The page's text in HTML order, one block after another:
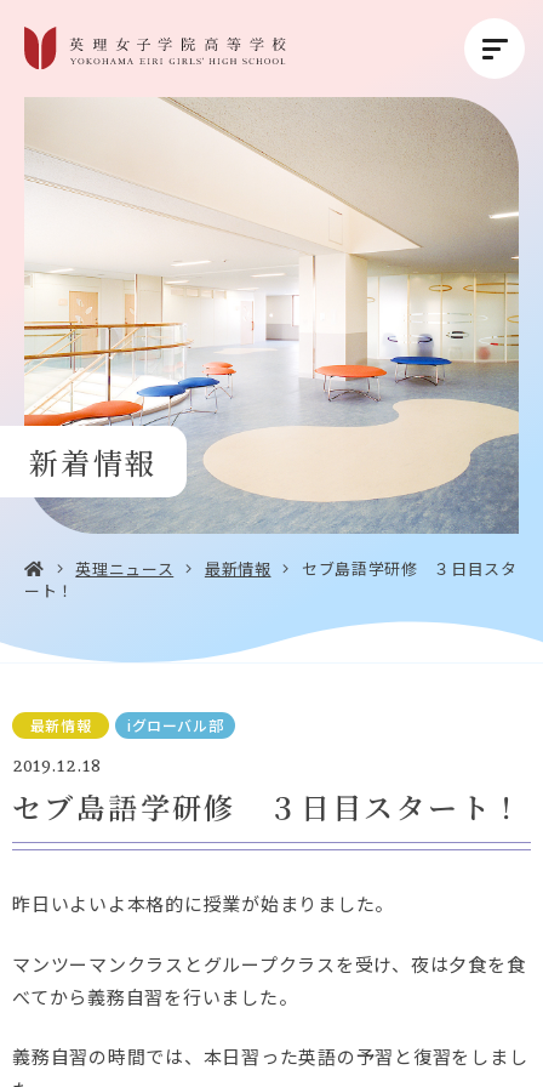
英理女子学院について
英理女子学院の教育
コース紹介
学校生活
進路・進学
受験生の方へ
Instagram Facebook YouTube LINE
新着情報
英理ニュース 最新情報
セブ島語学研修 ３日目スタ
ート！
最新情報 iグローバル部
2019.12.18
セブ島語学研修 ３日目スタート！
昨日いよいよ本格的に授業が始まりました。
マンツーマンクラスとグループクラスを受け、夜は夕食を食
べてから義務自習を行いました。
義務自習の時間では、本日習った英語の予習と復習をしまし